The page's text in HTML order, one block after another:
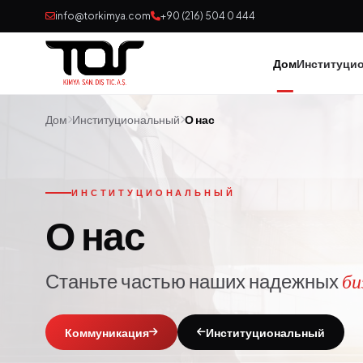
info@torkimya.com +90 (216) 504 0 444
Дом
Дом Институциональный О нас
ИНСТИТУЦИОНАЛЬНЫЙ
О нас
Станьте частью наших надежных
Коммуникация Институциональный